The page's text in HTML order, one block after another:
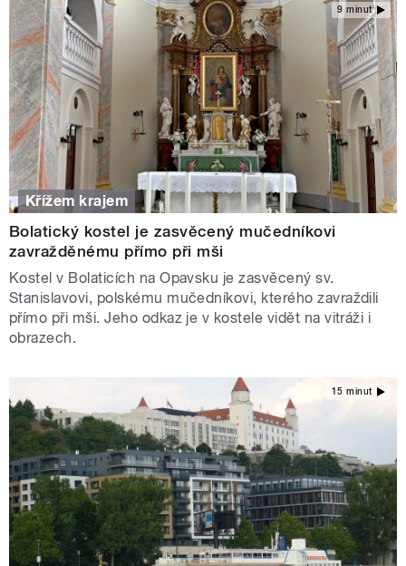
9 minut
Křížem krajem
Bolatický kostel je zasvěcený mučedníkovi
zavražděnému přímo při mši
Kostel v Bolaticích na Opavsku je zasvěcený sv.
Stanislavovi, polskému mučedníkovi, kterého zavraždili
přímo při mši. Jeho odkaz je v kostele vidět na vitráži i
obrazech.
15 minut